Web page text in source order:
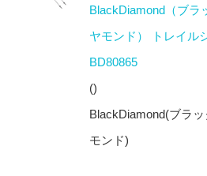
BlackDiamond（ブラ
ヤモンド） トレイル
BD80865
()
BlackDiamond(ブラ
モンド)